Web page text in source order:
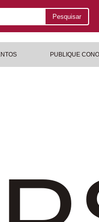
Pesquisar
PUBLIQUE